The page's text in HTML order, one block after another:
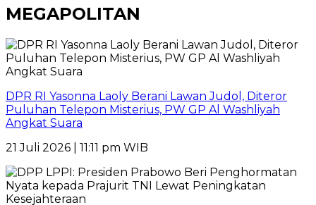
MEGAPOLITAN
DPR RI Yasonna Laoly Berani Lawan Judol, Diteror
Puluhan Telepon Misterius, PW GP Al Washliyah
Angkat Suara
21 Juli 2026 | 11:11 pm WIB